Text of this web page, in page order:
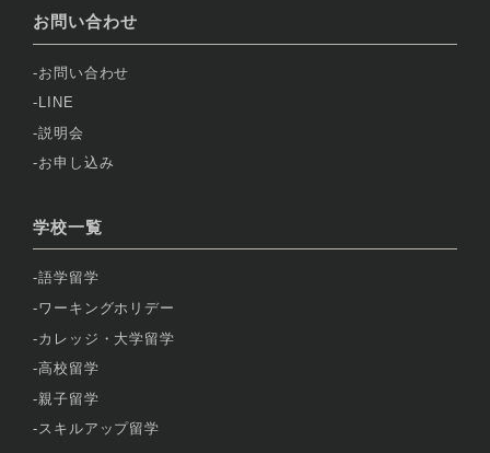
お問い合わせ
お問い合わせ
LINE
説明会
お申し込み
学校一覧
語学留学
ワーキングホリデー
カレッジ・大学留学
高校留学
親子留学
スキルアップ留学